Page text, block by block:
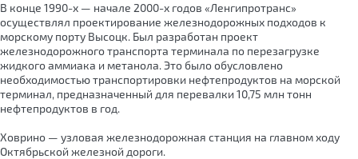
В конце 1990-х — начале 2000-х годов «Ленгипротранс»
осуществлял проектирование железнодорожных подходов к
морскому порту Высоцк. Был разработан проект
железнодорожного транспорта терминала по перезагрузке
жидкого аммиака и метанола. Это было обусловлено
необходимостью транспортировки нефтепродуктов на морской
терминал, предназначенный для перевалки 10,75 млн тонн
нефтепродуктов в год.
Ховрино — узловая железнодорожная станция на главном ходу
Октябрьской железной дороги.